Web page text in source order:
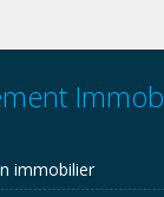
immobilier